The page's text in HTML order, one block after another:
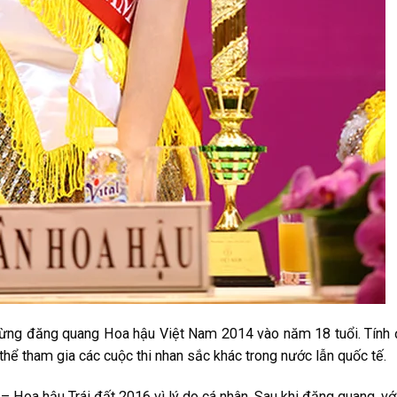
đăng quang Hoa hậu Việt Nam 2014 vào năm 18 tuổi. Tính
tham gia các cuộc thi nhan sắc khác trong nước lẫn quốc tế.